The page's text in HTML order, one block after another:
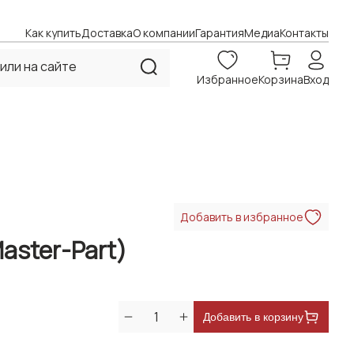
Как купитьДоставкаО компанииГарантияМедиаКонтакты
ИзбранноеКорзинаВход
Добавить в избранное
Part)
Добавить в корзину